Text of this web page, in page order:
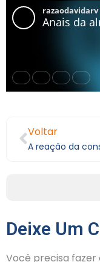
Voltar
A reação da
Deixe Um
Você precisa fazer